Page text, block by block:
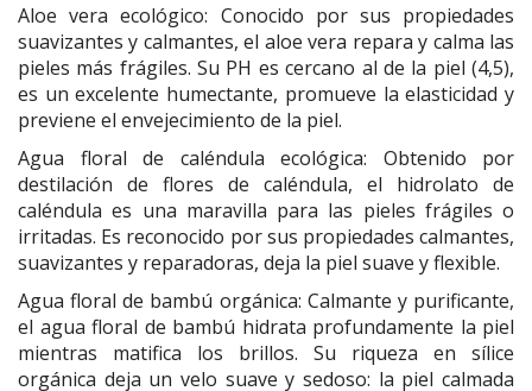
Aloe vera ecológico: Conocido por sus propiedades
suavizantes y calmantes, el aloe vera repara y calma las
pieles más frágiles. Su PH es cercano al de la piel (4,5),
es un excelente humectante, promueve la elasticidad y
previene el envejecimiento de la piel.
Agua floral de caléndula ecológica: Obtenido por
destilación de flores de caléndula, el hidrolato de
caléndula es una maravilla para las pieles frágiles o
irritadas. Es reconocido por sus propiedades calmantes,
suavizantes y reparadoras, deja la piel suave y flexible.
Agua floral de bambú orgánica: Calmante y purificante,
el agua floral de bambú hidrata profundamente la piel
mientras matifica los brillos. Su riqueza en sílice
orgánica deja un velo suave y sedoso: la piel calmada